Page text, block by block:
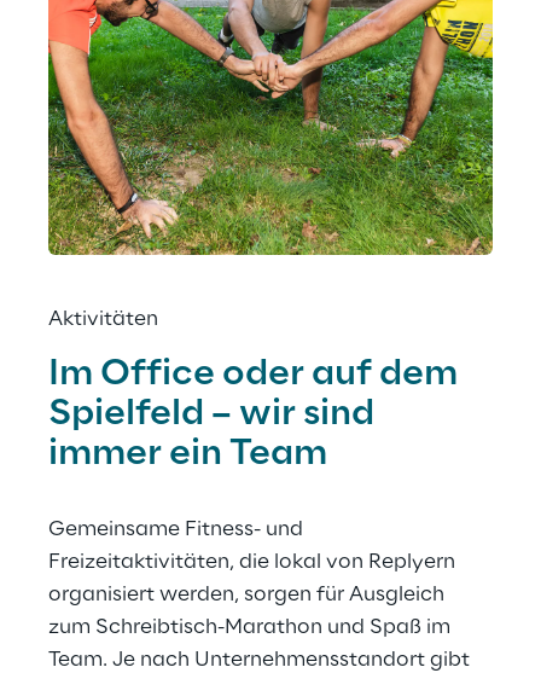
Aktivitäten
Im Office oder auf dem
Spielfeld – wir sind
immer ein Team
Gemeinsame Fitness- und
Freizeitaktivitäten, die lokal von Replyern
organisiert werden, sorgen für Ausgleich
zum Schreibtisch-Marathon und Spaß im
Team. Je nach Unternehmensstandort gibt